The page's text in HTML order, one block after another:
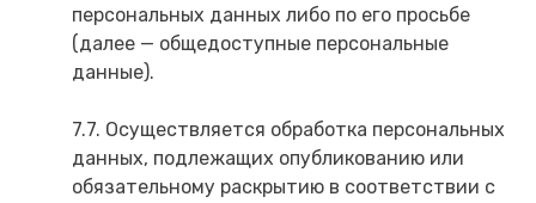
персональных данных либо по его просьбе
(далее — общедоступные персональные
данные).
7.7. Осуществляется обработка персональных
данных, подлежащих опубликованию или
обязательному раскрытию в соответствии с